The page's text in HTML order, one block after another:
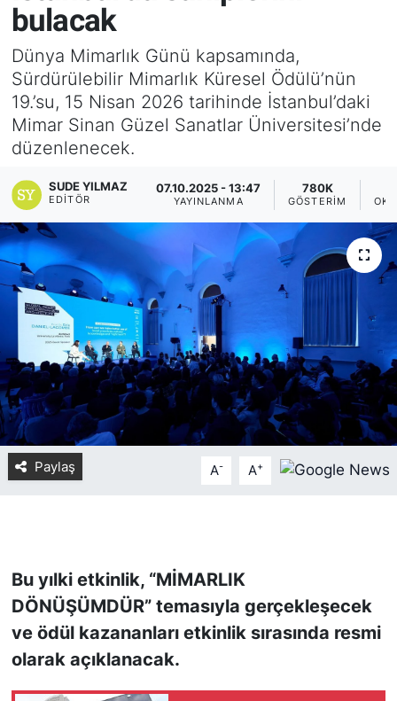
bulacak
Dünya Mimarlık Günü kapsamında,
Sürdürülebilir Mimarlık Küresel Ödülü’nün
19.’su, 15 Nisan 2026 tarihinde İstanbul’daki
Mimar Sinan Güzel Sanatlar Üniversitesi’nde
düzenlenecek.
SUDE YILMAZ
EDITÖR
07.10.2025 - 13:47
YAYINLANMA
780K
GÖSTERIM
Paylaş A- A+
Bu yılki etkinlik, “MİMARLIK
DÖNÜŞÜMDÜR” temasıyla gerçekleşecek
ve ödül kazananları etkinlik sırasında resmi
olarak açıklanacak.
Yurt Dışı Fuarlar
Teknoloji
Spor
KÜLTÜR SANAT
ŞİRKET HABERLERİ
SAVUNMA SANAYİ
Amerika Fuarları
FUAR RAPORU
FESTİVAL HABERLERİ
FESTİVAL TAKVİMİ
KONGRE HABERLERİ
KONGRE TAKVİMİ
BİYOGRAFİLER